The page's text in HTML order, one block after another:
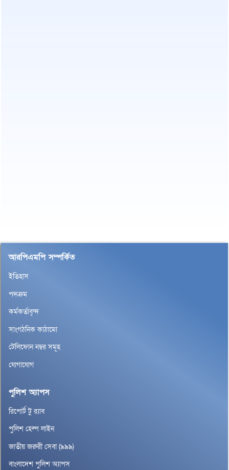
আরপিএমপি সম্পর্কিত
ইতিহাস
পদক্রম
কর্মকর্তাবৃন্দ
সাংগঠনিক কাঠামো
টেলিফোন নম্বর সমূহ
যোগাযোগ
পুলিশ অ্যাপস
রিপোর্ট টু র‌্যাব
পুলিশ হেল্প লাইন
জাতীয় জরুরী সেবা (৯৯৯)
বাংলাদেশ পুলিশ অ্যাপস